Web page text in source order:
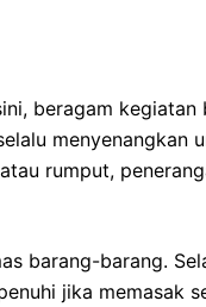
beragam
menyenangkan
rumput,
barang-barang.
jika memasak